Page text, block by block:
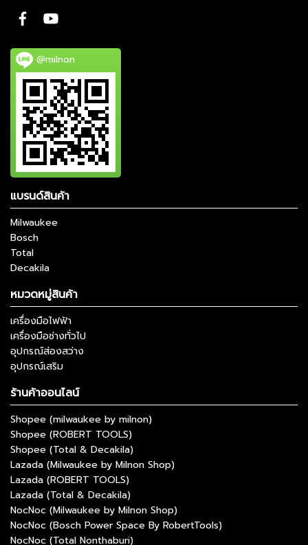
@milnon
แบรนด์สินค้า
Milwaukee
Bosch
Total
Decakila
หมวดหมู่สินค้า
เครื่องมือไฟฟ้า
เครื่องมือช่างทั่วไป
อุปกรณ์ส่องสว่าง
อุปกรณ์เสริม
ร้านค้าออนไลน์
Shopee (milwaukee by milnon)
Shopee (ROBERT TOOLS)
Shopee (Total & Decakila)
Lazada (Milwaukee by Milnon Shop)
Lazada (ROBERT TOOLS)
Lazada (Total & Decakila)
NocNoc (Milwaukee by Milnon Shop)
NocNoc (Bosch Power Space By RobertTools)
NocNoc (Total Nonthaburi)